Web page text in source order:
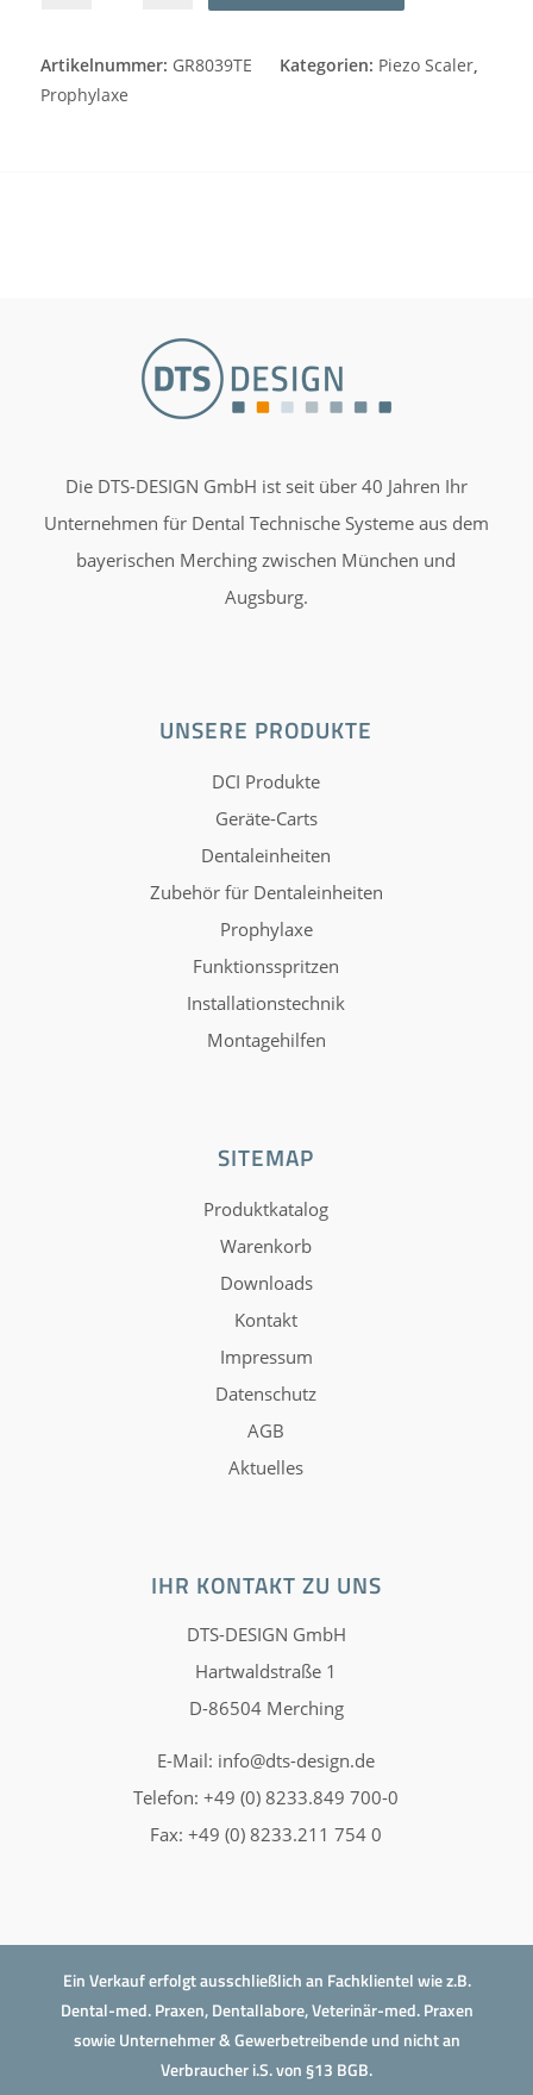
Artikelnummer: GR8039TE Kategorien: Piezo Scaler,
Prophylaxe
Die DTS-DESIGN GmbH ist seit über 40 Jahren Ihr
Unternehmen für Dental Technische Systeme aus dem
bayerischen Merching zwischen München und
Augsburg.
UNSERE PRODUKTE
DCI Produkte
Geräte-Carts
Dentaleinheiten
Zubehör für Dentaleinheiten
Prophylaxe
Funktionsspritzen
Installationstechnik
Montagehilfen
SITEMAP
Produktkatalog
Warenkorb
Downloads
Kontakt
Impressum
Datenschutz
AGB
Aktuelles
IHR KONTAKT ZU UNS
DTS-DESIGN GmbH
Hartwaldstraße 1
D-86504 Merching
E-Mail: info@dts-design.de
Telefon: +49 (0) 8233.849 700-0
Fax: +49 (0) 8233.211 754 0
Ein Verkauf erfolgt ausschließlich an Fachklientel wie z.B.
Dental-med. Praxen, Dentallabore, Veterinär-med. Praxen
sowie Unternehmer & Gewerbetreibende und nicht an
Verbraucher i.S. von §13 BGB.